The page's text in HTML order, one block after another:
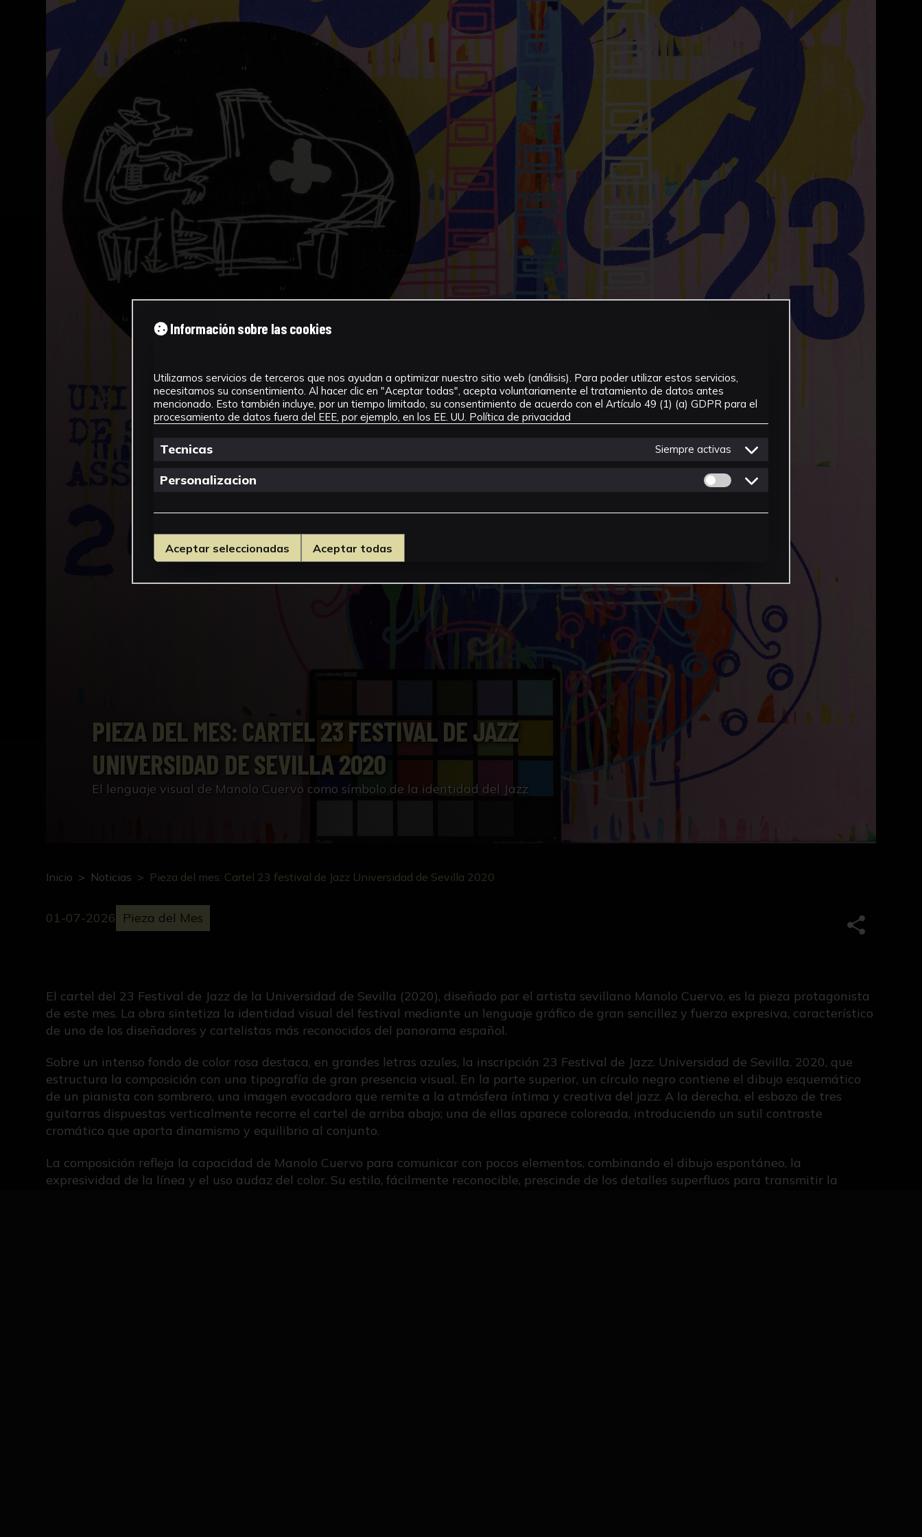
PIEZA DEL MES: CARTEL 23 FESTIVAL DE JAZZ
UNIVERSIDAD DE SEVILLA 2020
El lenguaje visual de Manolo Cuervo como símbolo de la identidad del Jazz
Inicio Noticias Pieza del mes: Cartel 23 festival de Jazz Universidad de Sevilla 2020
01-07-2026 Pieza del Mes
Compartir
El cartel del 23 Festival de Jazz de la Universidad de Sevilla (2020), diseñado por el artista sevillano Manolo Cuervo, es la pieza protagonista
de este mes. La obra sintetiza la identidad visual del festival mediante un lenguaje gráfico de gran sencillez y fuerza expresiva, característico
de uno de los diseñadores y cartelistas más reconocidos del panorama español.
Sobre un intenso fondo de color rosa destaca, en grandes letras azules, la inscripción 23 Festival de Jazz. Universidad de Sevilla. 2020, que
estructura la composición con una tipografía de gran presencia visual. En la parte superior, un círculo negro contiene el dibujo esquemático
de un pianista con sombrero, una imagen evocadora que remite a la atmósfera íntima y creativa del jazz. A la derecha, el esbozo de tres
guitarras dispuestas verticalmente recorre el cartel de arriba abajo; una de ellas aparece coloreada, introduciendo un sutil contraste
cromático que aporta dinamismo y equilibrio al conjunto.
La composición refleja la capacidad de Manolo Cuervo para comunicar con pocos elementos, combinando el dibujo espontáneo, la
expresividad de la línea y el uso audaz del color. Su estilo, fácilmente reconocible, prescinde de los detalles superfluos para transmitir la
Información sobre las cookies
Utilizamos servicios de terceros que nos ayudan a optimizar nuestro sitio web (análisis). Para poder utilizar estos servicios,
necesitamos su consentimiento. Al hacer clic en "Aceptar todas", acepta voluntariamente el tratamiento de datos antes
mencionado. Esto también incluye, por un tiempo limitado, su consentimiento de acuerdo con el Artículo 49 (1) (a) GDPR para el
procesamiento de datos fuera del EEE, por ejemplo, en los EE. UU. Política de privacidad
Tecnicas Siempre activas
Personalizacion Permitir cookies de Personalizacion
Aceptar seleccionadas Aceptar todas